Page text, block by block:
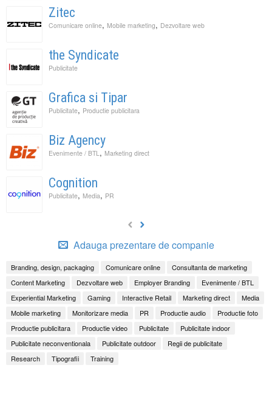
Zitec
Comunicare online, Mobile marketing, Dezvoltare web
the Syndicate
Publicitate
Grafica si Tipar
Publicitate, Productie publicitara
Biz Agency
Evenimente / BTL , Marketing direct
Cognition
Publicitate, Media, PR
Adauga prezentare de companie
Branding, design, packaging Comunicare online
Consultanta de marketing
Content Marketing
Dezvoltare web Employer Branding
Evenimente / BTL
Experiential Marketing
Gaming Interactive Retail Marketing direct
Media
Mobile marketing
Monitorizare media PR Productie audio
Productie foto
Productie publicitara
Productie video Publicitate
Publicitate indoor
Publicitate neconventionala
Publicitate outdoor
Regii de publicitate
Research
Tipografii Training